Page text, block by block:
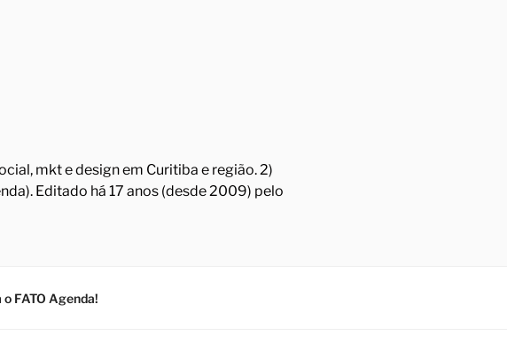
mkt e design em Curitiba e região. 2)
Editado há 17 anos (desde 2009) pelo
FATO Agenda!